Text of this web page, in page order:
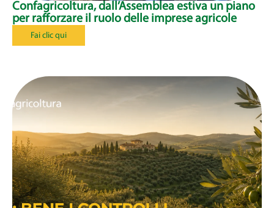
Confagricoltura, dall’Assemblea estiva un piano
per rafforzare il ruolo delle imprese agricole
Fai clic qui